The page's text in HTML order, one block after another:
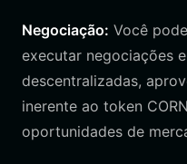
Negociação: Você
executar negociações
descentralizadas,
inerente ao token
oportunidades de